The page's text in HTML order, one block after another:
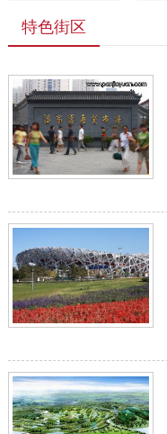
特色街区